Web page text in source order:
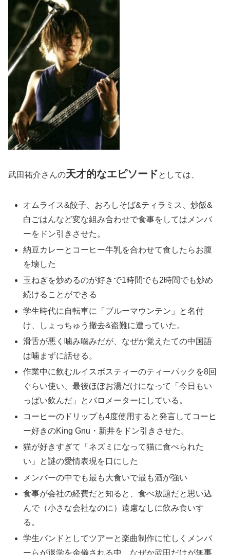
武田祐介さんの天才的なエピソードとしては、
オムライス&餃子、おろしそば&ティラミス、炒飯&
白ごはんなど変な組み合わせで食事をしてはメンバ
ーをドン引きさせた。
納豆カレーとコーヒー牛乳を合わせて食したらお腹
を壊した
玉ねぎを炒めるのが好きで1時間でも2時間でも炒め
続けることができる
学生時代に自転車に「ブルーマウンテン」と名付
け、しょっちゅう撤去&盗難に遭っていた。
滑舌が悪く噛み噛みだが、なぜか覚えたての中国語
は噛まずに話せる。
作業中に飲むルイスボスティーのティーパックを8回
ぐらい使い、最後ほぼお湯だけになって「今日もい
っぱい飲んだ」とバロメーターにしている。
コーヒーのドリップも4度使用すると発言してコーヒ
ー好きのKing Gnu・新井をドン引きさせた。
猫が好きすぎて「ネズミになって猫に食べられた
い」と謎の愛情表現を口にした
メンバーの中でも最も大食いで最も酒が強い
食事が会社の経費だと知ると、食べ放題だと思い込
んで（小さな会社なのに）遠慮なしに飲み食いす
る。
学生バンドとしてツアーと楽曲制作に忙しくメンバ
ーらが退学を余儀される中、なぜか武田だけが無事